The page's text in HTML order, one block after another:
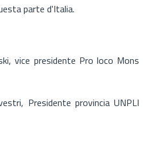
parte d'Italia.
vice presidente Pro loco Mons
Presidente provincia UNPLI